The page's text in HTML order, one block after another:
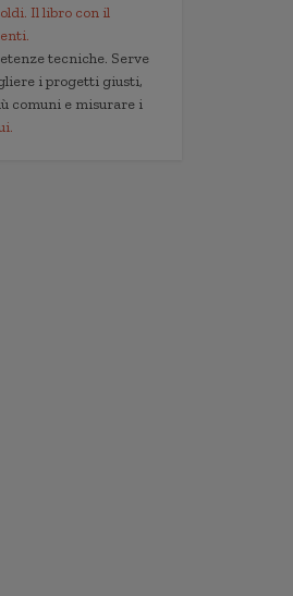
Il libro con il
tecniche. Serve
i progetti giusti,
comuni e misurare i